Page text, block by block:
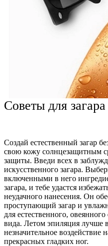
Советы для загара
Создай естественный загар
свою кожу солнцезащитным
защиты. Введи всех в
искусственного загара.
включенными в него
загара, и тебе удастся
неудачного нанесения. Он
проступающий загар и
для естественного,
вида. Летом эпиляция лучше
незначительное воздействие
прекрасных гладких ног.